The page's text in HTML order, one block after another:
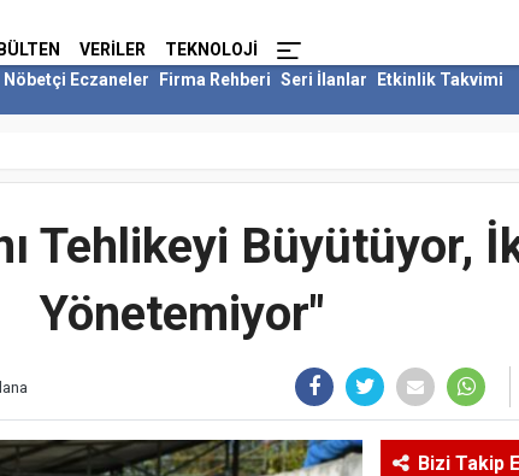
BÜLTEN VERILER
TEKNOLOJI
Nöbetçi Eczaneler Firma Rehberi Seri İlanlar
Etkinlik Takvimi
Tehlikeyi Büyütüyor,
Yönetemiyor"
Bizi Takip